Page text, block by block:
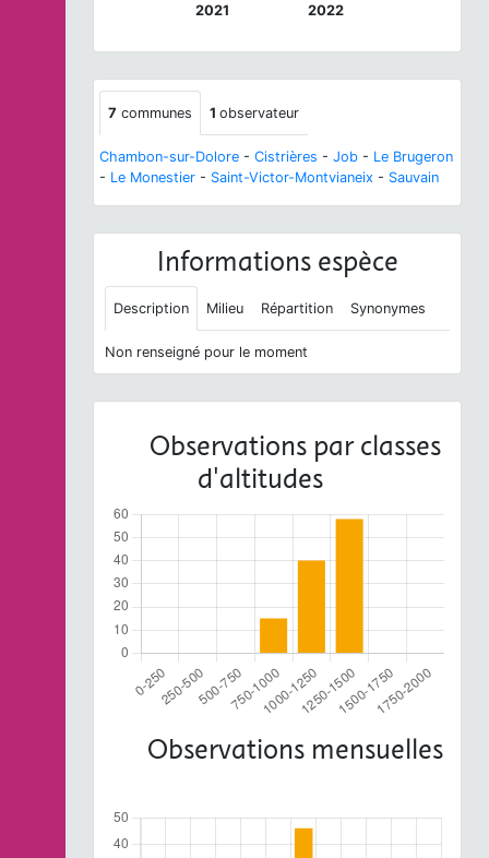
2021 2022
7 communes 1 observateur
Chambon-sur-Dolore - Cistrières - Job - Le Brugeron
- Le Monestier - Saint-Victor-Montvianeix - Sauvain
Informations espèce
Description Milieu Répartition Synonymes
Non renseigné pour le moment
Observations par classes
d'altitudes
Observations mensuelles